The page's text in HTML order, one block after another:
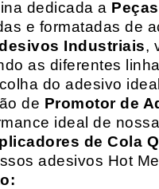
dedicada a
e formatadas de
Industriais,
as diferentes
do adesivo
de Promotor de
ideal de
de Cola
adesivos Hot